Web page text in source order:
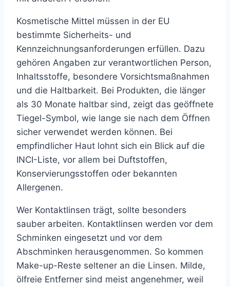
Kosmetische Mittel müssen in der EU
bestimmte Sicherheits- und
Kennzeichnungsanforderungen erfüllen. Dazu
gehören Angaben zur verantwortlichen Person,
Inhaltsstoffe, besondere Vorsichtsmaßnahmen
und die Haltbarkeit. Bei Produkten, die länger
als 30 Monate haltbar sind, zeigt das geöffnete
Tiegel-Symbol, wie lange sie nach dem Öffnen
sicher verwendet werden können. Bei
empfindlicher Haut lohnt sich ein Blick auf die
INCI-Liste, vor allem bei Duftstoffen,
Konservierungsstoffen oder bekannten
Allergenen.
Wer Kontaktlinsen trägt, sollte besonders
sauber arbeiten. Kontaktlinsen werden vor dem
Schminken eingesetzt und vor dem
Abschminken herausgenommen. So kommen
Make-up-Reste seltener an die Linsen. Milde,
ölfreie Entferner sind meist angenehmer, weil